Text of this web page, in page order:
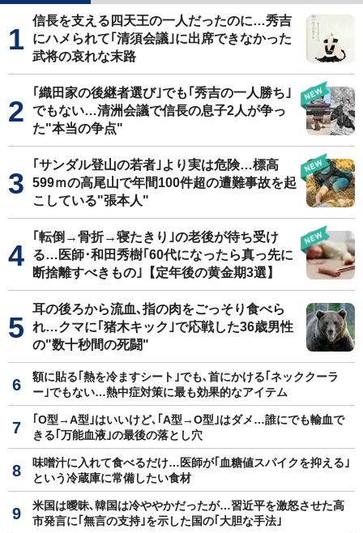
信長を支える四天王の一人だったのに…秀吉
にハメられて｢清須会議｣に出席できなかった
武将の哀れな末路
｢織田家の後継者選び｣でも｢秀吉の一人勝ち｣
でもない…清洲会議で信長の息子2人が争っ
た"本当の争点"
｢サンダル登山の若者｣より実は危険…標高
599ｍの高尾山で年間100件超の遭難事故を起
こしている"張本人"
｢転倒→骨折→寝たきり｣の老後が待ち受け
る…医師･和田秀樹｢60代になったら真っ先に
断捨離すべきもの｣【定年後の黄金期3選】
耳の後ろから流血､指の肉をごっそり食べら
れ…クマに｢猪木キック｣で応戦した36歳男性
の"数十秒間の死闘"
額に貼る｢熱を冷ますシート｣でも､首にかける｢ネッククーラ
ー｣でもない…熱中症対策に最も効果的なアイテム
｢O型→A型｣はいいけど､｢A型→O型｣はダメ…誰にでも輸血で
きる｢万能血液｣の最後の落とし穴
味噌汁に入れて食べるだけ…医師が｢血糖値スパイクを抑える｣
という冷蔵庫に常備したい食材
米国は曖昧､韓国は冷ややかだったが…習近平を激怒させた高
市発言に｢無言の支持｣を示した国の｢大胆な手法｣